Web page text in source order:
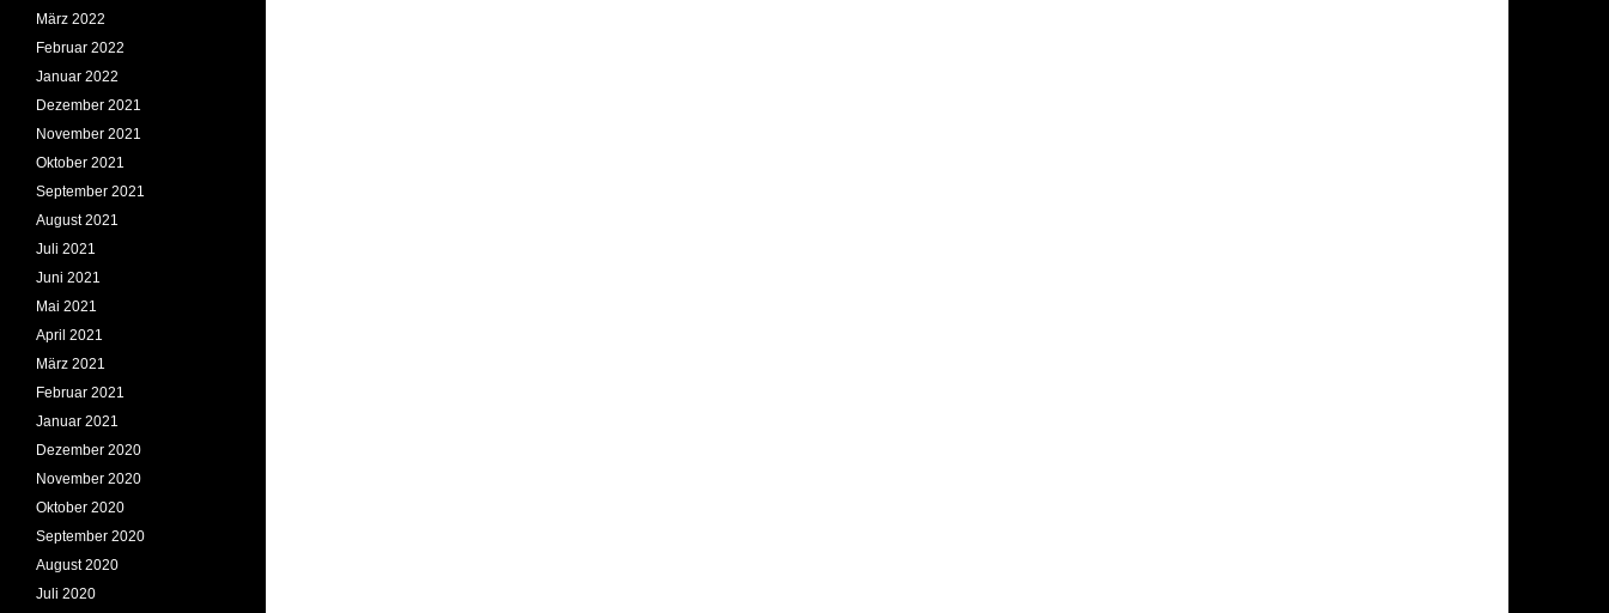
März 2022
Februar 2022
Januar 2022
Dezember 2021
November 2021
Oktober 2021
September 2021
August 2021
Juli 2021
Juni 2021
Mai 2021
April 2021
März 2021
Februar 2021
Januar 2021
Dezember 2020
November 2020
Oktober 2020
September 2020
August 2020
Juli 2020